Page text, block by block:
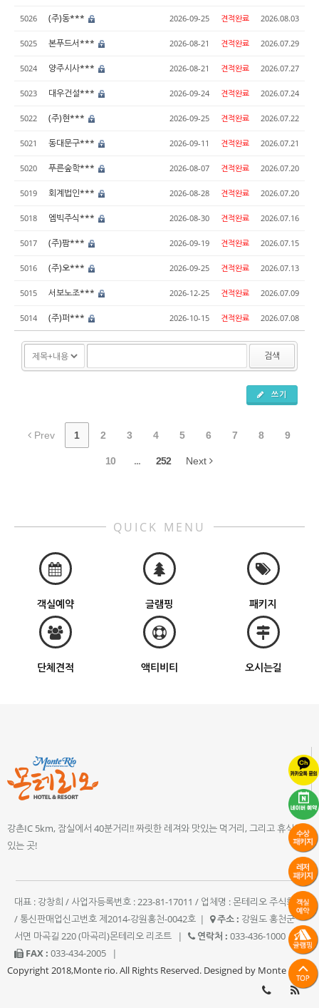
5026 (주)동*** 2026-09-25 견적완료 2026.08.03
5025 본푸드서*** 2026-08-21 견적완료 2026.07.29
5024 양주시사*** 2026-08-21 견적완료 2026.07.27
5023 대우건설*** 2026-09-24 견적완료 2026.07.24
5022 (주)현*** 2026-09-25 견적완료 2026.07.22
5021 동대문구*** 2026-09-11 견적완료 2026.07.21
5020 푸른숲학*** 2026-08-07 견적완료 2026.07.20
5019 회계법인*** 2026-08-28 견적완료 2026.07.20
5018 엠빅주식*** 2026-08-30 견적완료 2026.07.16
5017 (주)팜*** 2026-09-19 견적완료 2026.07.15
5016 (주)오*** 2026-09-25 견적완료 2026.07.13
5015 서보노조*** 2026-12-25 견적완료 2026.07.09
5014 (주)퍼*** 2026-10-15 견적완료 2026.07.08
검색
쓰기
Prev 1 2 3 4 5 6 7 8 9
10 ... 252 Next
QUICK MENU
객실예약 글램핑 패키지
단체견적 액티비티 오시는길
강촌IC 5km, 잠실에서 40분거리!! 짜릿한 레져와 맛있는 먹거리, 그리고 휴식이
있는 곳!
대표 : 강창희 / 사업자등록번호 : 223-81-17011 / 업체명 : 몬테리오 주식회사
/ 통신판매업신고번호 제2014-강원홍천-0042호 | 주소 : 강원도 홍천군
서면 마곡길 220 (마곡리)몬테리오 리조트
| 연락처 : 033-436-1000
|
FAX : 033-434-2005
|
Copyright 2018,Monte rio. All Rights Reserved. Designed by Monte rio.